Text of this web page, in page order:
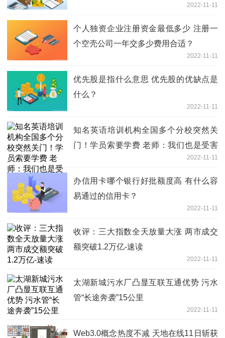
2022-11-11
个人独资企业注册资金最低多少 注册一
个空壳公司一年交多少费用合适？
2022-11-11
优先股是指什么意思 优先股的优缺点是
什么？
2022-11-11
知名英语培训机构全国多个分校突然关
门！学员索要学费 老师：我们也是受害
2022-11-11
办信用卡哪个银行好批额度高 有什么容
易通过的信用卡？
2022-11-11
收评：三大指数全天放量大涨 两市成交
额突破1.2万亿-速读
2022-11-11
太湖新城污水厂凸显互联互通优势 污水
管“长途奔袭”15公里
2022-11-11
Web3.0概念热度不减 天地在线11日斩获